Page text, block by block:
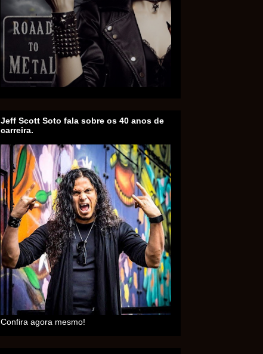
Jeff Scott Soto fala sobre os 40 anos de
carreira.
Confira agora mesmo!